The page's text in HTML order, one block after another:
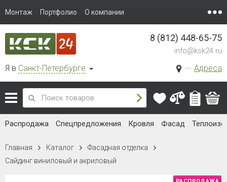
Монтаж Портфолио О компании
Я в Санкт-Петербурге Адреса
8 (812) 448-65-75
info@ksk24.ru
Распродажа Спецпредложения Кровля Фасад
Главная Каталог
Фасадная отделка
Сайдинг виниловый и акриловый